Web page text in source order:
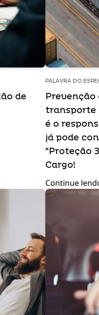
de
PALAVRA DO
Prevenção
transporte
é o
já pode
"Proteção
Cargo!
Continue